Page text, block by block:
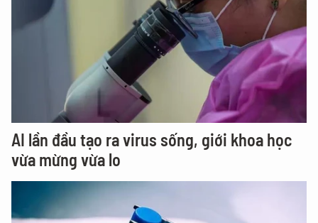
AI lần đầu tạo ra virus sống, giới khoa học
vừa mừng vừa lo